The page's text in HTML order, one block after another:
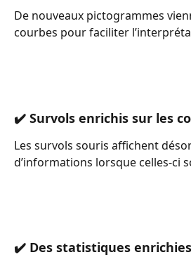
De nouveaux pictogrammes
courbes pour faciliter
✔️ Survols enrichis sur les
Les survols souris affichent
d’informations lorsque celles-ci
✔️ Des statistiques enrichies